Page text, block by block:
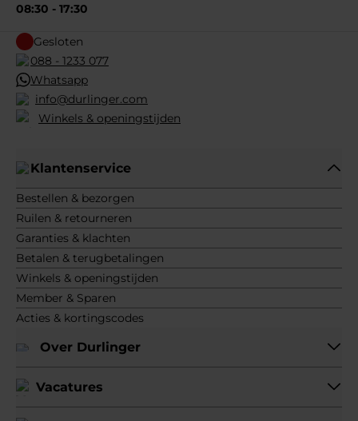
08:30 - 17:30
Gesloten
088 - 1233 077
Whatsapp
info@durlinger.com
Winkels & openingstijden
Klantenservice
Bestellen & bezorgen
Ruilen & retourneren
Garanties & klachten
Betalen & terugbetalingen
Winkels & openingstijden
Member & Sparen
Acties & kortingscodes
Over Durlinger
Vacatures